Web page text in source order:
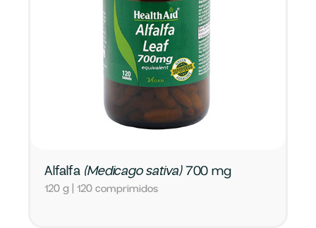
Alfalfa (Medicago sativa)700 mg
120 g | 120 comprimidos